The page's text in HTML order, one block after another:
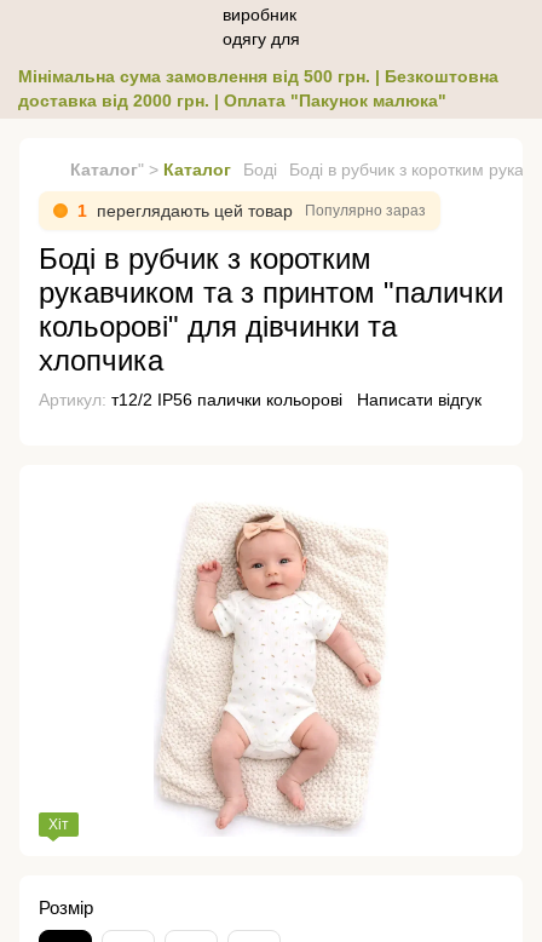
Мінімальна сума замовлення від 500 грн. | Безкоштовна
доставка від 2000 грн. | Оплата "Пакунок малюка"
Каталог" > Каталог Боді Боді в рубчик з коротким
1 переглядають цей товар Популярно зараз
Боді в рубчик з коротким
рукавчиком та з принтом "палички
кольорові" для дівчинки та
хлопчика
Артикул: т12/2 ІР56 палички кольорові Написати відгук
Хіт
Розмір